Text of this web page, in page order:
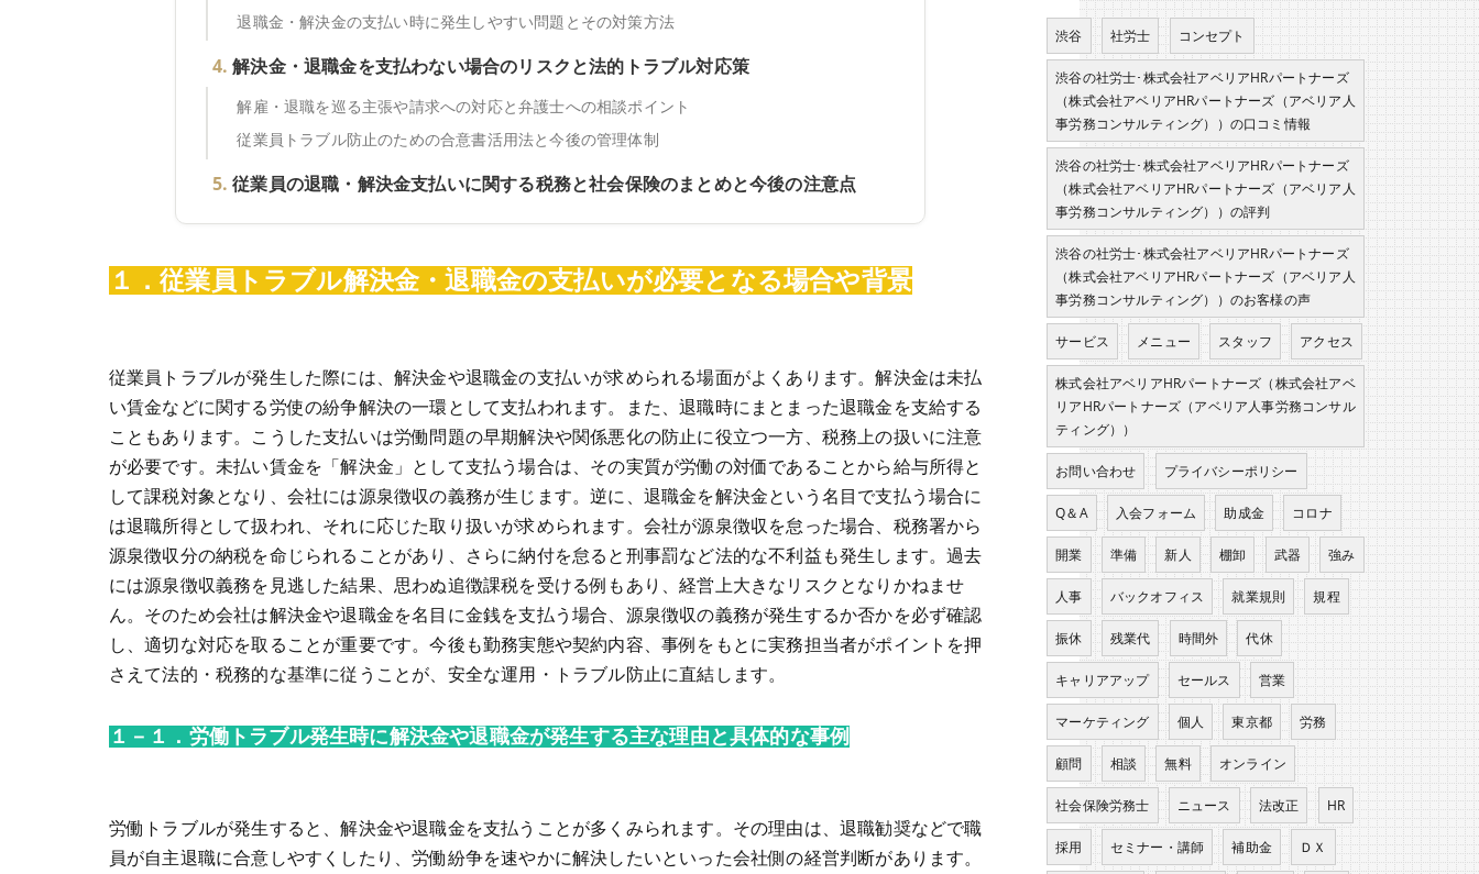
退職金・解決金の支払い時に発生しやすい問題とその対策方法
解決金・退職金を支払わない場合のリスクと法的トラブル対応策
解雇・退職を巡る主張や請求への対応と弁護士への相談ポイント
従業員トラブル防止のための合意書活用法と今後の管理体制
従業員の退職・解決金支払いに関する税務と社会保険のまとめと今後の注意点
１．従業員トラブル解決金・退職金の支払いが必要となる場合や背景
従業員トラブルが発生した際には、解決金や退職金の支払いが求められる場面がよくあります。解決金は未払
い賃金などに関する労使の紛争解決の一環として支払われます。また、退職時にまとまった退職金を支給する
こともあります。こうした支払いは労働問題の早期解決や関係悪化の防止に役立つ一方、税務上の扱いに注意
が必要です。未払い賃金を「解決金」として支払う場合は、その実質が労働の対価であることから給与所得と
して課税対象となり、会社には源泉徴収の義務が生じます。逆に、退職金を解決金という名目で支払う場合に
は退職所得として扱われ、それに応じた取り扱いが求められます。会社が源泉徴収を怠った場合、税務署から
源泉徴収分の納税を命じられることがあり、さらに納付を怠ると刑事罰など法的な不利益も発生します。過去
には源泉徴収義務を見逃した結果、思わぬ追徴課税を受ける例もあり、経営上大きなリスクとなりかねませ
ん。そのため会社は解決金や退職金を名目に金銭を支払う場合、源泉徴収の義務が発生するか否かを必ず確認
し、適切な対応を取ることが重要です。今後も勤務実態や契約内容、事例をもとに実務担当者がポイントを押
さえて法的・税務的な基準に従うことが、安全な運用・トラブル防止に直結します。
１－１．労働トラブル発生時に解決金や退職金が発生する主な理由と具体的な事例
労働トラブルが発生すると、解決金や退職金を支払うことが多くみられます。その理由は、退職勧奨などで職
員が自主退職に合意しやすくしたり、労働紛争を速やかに解決したいといった会社側の経営判断があります。
渋谷 社労士 コンセプト
渋谷の社労士･株式会社アベリアHRパートナーズ
（株式会社アベリアHRパートナーズ（アベリア人
事労務コンサルティング））の口コミ情報
渋谷の社労士･株式会社アベリアHRパートナーズ
（株式会社アベリアHRパートナーズ（アベリア人
事労務コンサルティング））の評判
渋谷の社労士･株式会社アベリアHRパートナーズ
（株式会社アベリアHRパートナーズ（アベリア人
事労務コンサルティング））のお客様の声
サービス メニュー スタッフ アクセス
株式会社アベリアHRパートナーズ（株式会社アベ
リアHRパートナーズ（アベリア人事労務コンサル
ティング））
お問い合わせ プライバシーポリシー
Q＆A 入会フォーム 助成金 コロナ
開業 準備 新人 棚卸 武器 強み
人事 バックオフィス 就業規則 規程
振休 残業代 時間外 代休
キャリアアップ セールス 営業
マーケティング 個人 東京都 労務
顧問 相談 無料 オンライン
社会保険労務士 ニュース 法改正 HR
採用 セミナー・講師 補助金 ＤＸ